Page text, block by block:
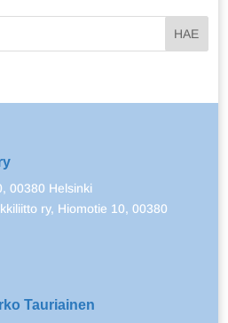
00380 Helsinki
ry, Hiomotie 10, 00380
Tauriainen